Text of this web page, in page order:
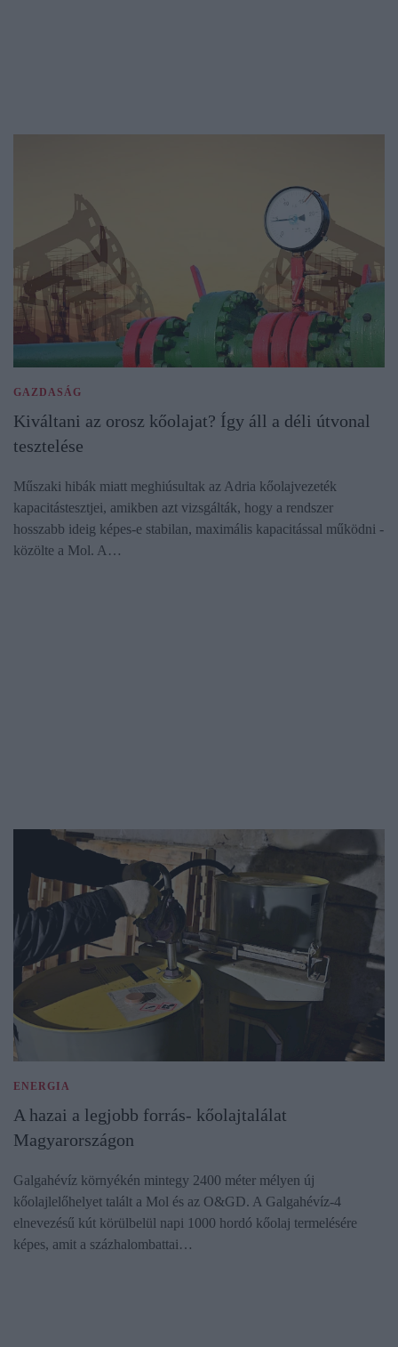
GAZDASÁG
Kiváltani az orosz kőolajat? Így áll a déli útvonal
tesztelése
Műszaki hibák miatt meghiúsultak az Adria kőolajvezeték
kapacitástesztjei, amikben azt vizsgálták, hogy a rendszer
hosszabb ideig képes-e stabilan, maximális kapacitással működni -
közölte a Mol. A…
ENERGIA
A hazai a legjobb forrás- kőolajtalálat
Magyarországon
Galgahévíz környékén mintegy 2400 méter mélyen új
kőolajlelőhelyet talált a Mol és az O&GD. A Galgahévíz-4
elnevezésű kút körülbelül napi 1000 hordó kőolaj termelésére
képes, amit a százhalombattai…